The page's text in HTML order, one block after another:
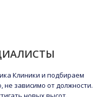
Клиники и подбираем
зависимо от должности.